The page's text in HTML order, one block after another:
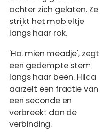
achter zich gelaten. Ze
strijkt het mobieltje
langs haar rok.
'Ha, mien meadje', zegt
een gedempte stem
langs haar been. Hilda
aarzelt een fractie van
een seconde en
verbreekt dan de
verbinding.